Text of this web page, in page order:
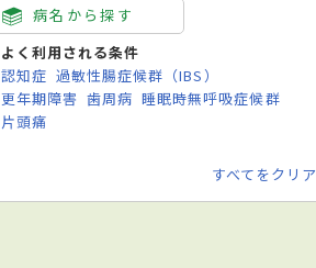
病名から探す
よく利用される条件
認知症 過敏性腸症候群（IBS）
更年期障害 歯周病 睡眠時無呼吸症候群
片頭痛
すべてをクリア